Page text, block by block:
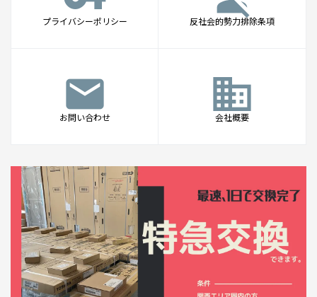
プライバシーポリシー 反社会的勢力排除条項
mail
お問い合わせ
business
会社概要